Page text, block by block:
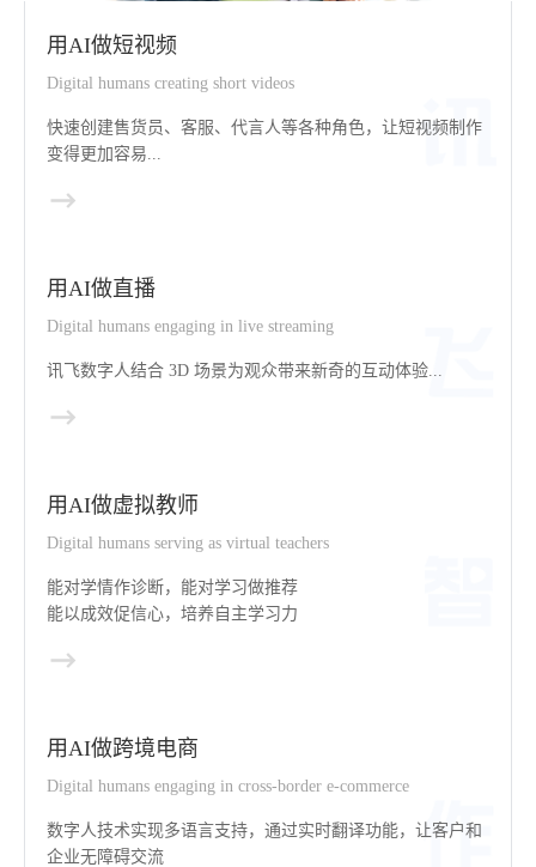
用AI做短视频
Digital humans creating short videos
快速创建售货员、客服、代言人等各种角色，让短视频制作
变得更加容易...
用AI做直播
Digital humans engaging in live streaming
讯飞数字人结合 3D 场景为观众带来新奇的互动体验...
用AI做虚拟教师
Digital humans serving as virtual teachers
能对学情作诊断，能对学习做推荐
能以成效促信心，培养自主学习力
用AI做跨境电商
Digital humans engaging in cross-border e-commerce
数字人技术实现多语言支持，通过实时翻译功能，让客户和
企业无障碍交流